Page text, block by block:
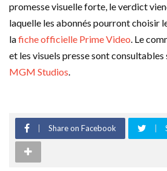
promesse visuelle forte, le verdict
laquelle les abonnés pourront choisir
lafiche officielle Prime Video. Le
et les visuels presse sont consultables
MGM Studios.
Share on Facebook